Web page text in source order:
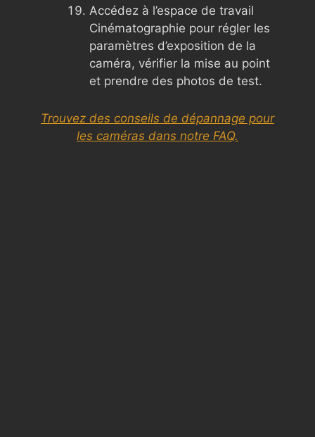
Accédez à l’espace de travail
Cinématographie pour régler les
paramètres d’exposition de la
caméra, vérifier la mise au point
et prendre des photos de test.
Trouvez des conseils de dépannage pour
les caméras dans notre FAQ.